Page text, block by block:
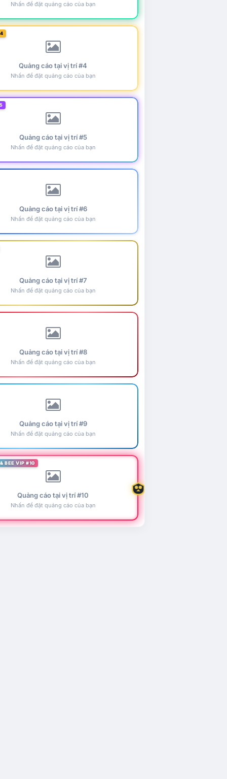
Nhấn để đặt quảng cáo của bạn
Quảng cáo tại vị trí #4
Nhấn để đặt quảng cáo của bạn
Quảng cáo tại vị trí #5
Nhấn để đặt quảng cáo của bạn
Quảng cáo tại vị trí #6
Nhấn để đặt quảng cáo của bạn
Quảng cáo tại vị trí #7
Nhấn để đặt quảng cáo của bạn
Quảng cáo tại vị trí #8
Nhấn để đặt quảng cáo của bạn
Quảng cáo tại vị trí #9
Nhấn để đặt quảng cáo của bạn
BEE VIP #10
Quảng cáo tại vị trí #10
Nhấn để đặt quảng cáo của bạn